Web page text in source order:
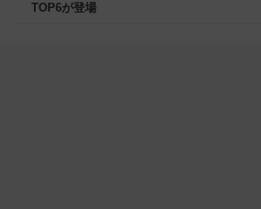
TOP6が登場